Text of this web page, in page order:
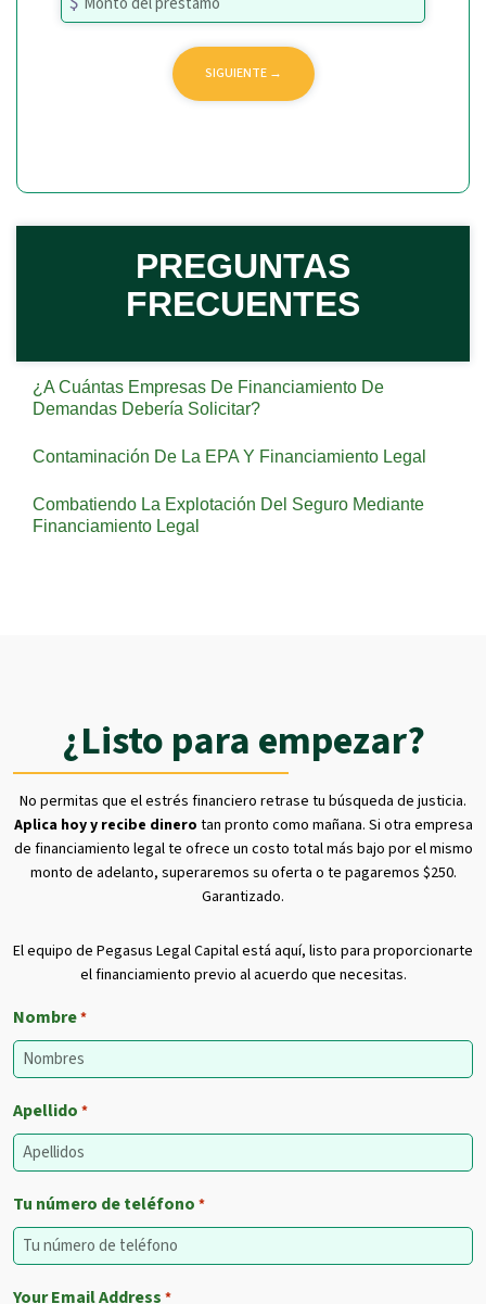
PREGUNTAS
FRECUENTES
¿A Cuántas Empresas De Financiamiento De
Demandas Debería Solicitar?
Contaminación De La EPA Y Financiamiento Legal
Combatiendo La Explotación Del Seguro Mediante
Financiamiento Legal
¿Listo para empezar?
No permitas que el estrés financiero retrase tu búsqueda de justicia.
Aplica hoy y recibe dinero tan pronto como mañana. Si otra empresa
de financiamiento legal te ofrece un costo total más bajo por el mismo
monto de adelanto, superaremos su oferta o te pagaremos $250.
Garantizado.
El equipo de Pegasus Legal Capital está aquí, listo para proporcionarte
el financiamiento previo al acuerdo que necesitas.
Nombre*
Apellido *
Tu número de teléfono *
Your Email Address *